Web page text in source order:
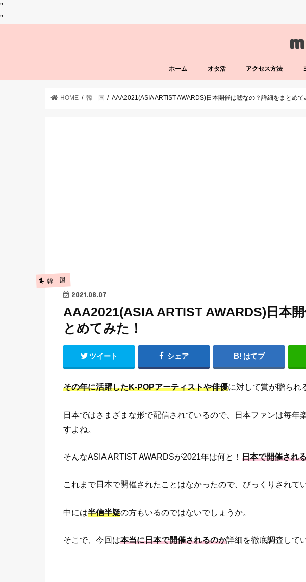
"
"
ホーム オタ活 アクセス方法
HOME 韓 国 AAA2021(ASIA ARTIST AWARDS)日本開催は嘘なの？詳細をまとめて
韓 国
2021.08.07
AAA2021(ASIA ARTIST AWARDS)日本
とめてみた！
ツイート シェア はてブ
その年に活躍したK-POPアーティストや俳優に対して賞が贈られ
日本ではさまざまな形で配信されているので、日本ファンは毎年
すよね。
そんなASIA ARTIST AWARDSが2021年は何と！ 日本で開催され
これまで日本で開催されたことはなかったので、びっくりされて
中には半信半疑の方もいるのではないでしょうか。
そこで、今回は本当に日本で開催されるのか詳細を徹底調査して